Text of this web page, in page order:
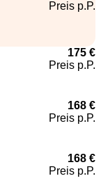
Preis p.P.
175 €
Preis p.P.
168 €
Preis p.P.
168 €
Preis p.P.